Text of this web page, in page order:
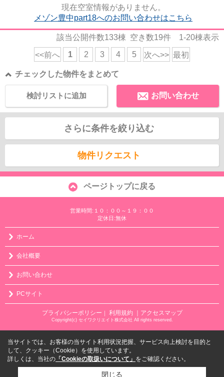
現在空室情報がありません。
メゾン豊中part18へのお問い合わせはこちら
該当公開件数133棟 空き数19件 1-20棟表示
<<前へ 1 2 3 4 5 次へ>> 最初
チェックした物件をまとめて
お問い合わせ
検討リストに追加
さらに条件を絞り込む
物件リクエスト
ページトップに戻る
営業時間:１０：００～１９：００
定休日:無休
ホーム
会社概要
お問い合わせ
PCサイト
プライバシーポリシー ｜ 利用規約 ｜アクセスマップ
Copyright(c) セイワクリエイト株式会社 All rights reserved.
当サイトでは、お客様の当サイト利用状況把握、サービス向上検討を目的と
して、クッキー（Cookie）を使用しています。
詳しくは、当社の 「Cookieの取扱いについて」 をご確認ください。
閉じる